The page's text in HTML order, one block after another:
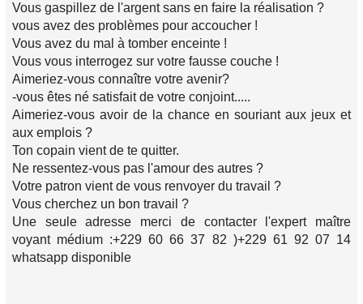
Vous gaspillez de l'argent sans en faire la réalisation ?
vous avez des problèmes pour accoucher !
Vous avez du mal à tomber enceinte !
Vous vous interrogez sur votre fausse couche !
Aimeriez-vous connaître votre avenir?
-vous êtes né satisfait de votre conjoint.....
Aimeriez-vous avoir de la chance en souriant aux jeux et
aux emplois ?
Ton copain vient de te quitter.
Ne ressentez-vous pas l'amour des autres ?
Votre patron vient de vous renvoyer du travail ?
Vous cherchez un bon travail ?
Une seule adresse merci de contacter l'expert maître
voyant médium :+229 60 66 37 82 )+229 61 92 07 14
whatsapp disponible